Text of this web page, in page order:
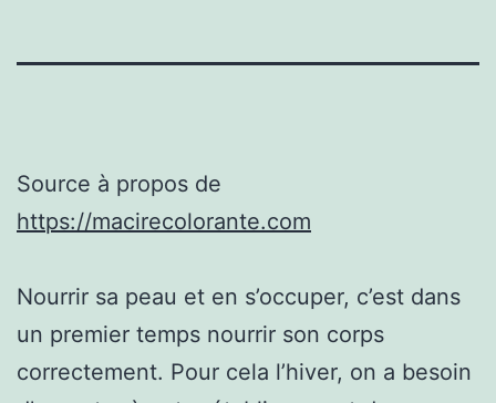
Source à propos de
https://macirecolorante.com
Nourrir sa peau et en s’occuper, c’est dans
un premier temps nourrir son corps
correctement. Pour cela l’hiver, on a besoin